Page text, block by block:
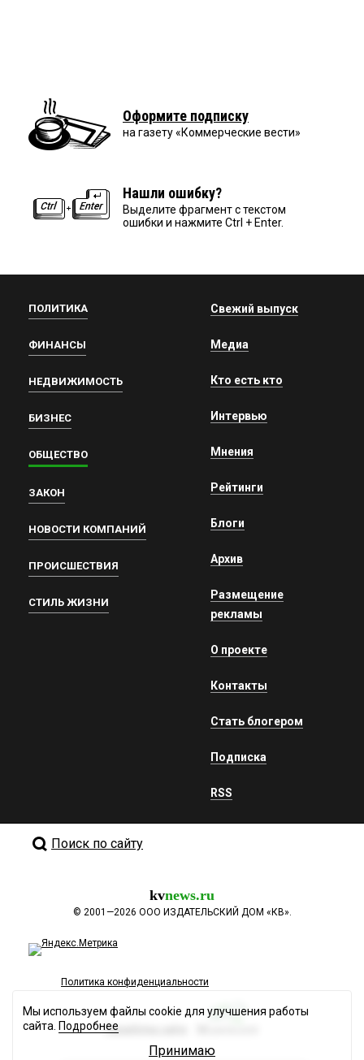
Оформите подписку
на газету «Коммерческие вести»
Нашли ошибку?
Выделите фрагмент с текстом
ошибки и нажмите Ctrl + Enter.
ПОЛИТИКА
ФИНАНСЫ
НЕДВИЖИМОСТЬ
БИЗНЕС
ОБЩЕСТВО
ЗАКОН
НОВОСТИ КОМПАНИЙ
ПРОИСШЕСТВИЯ
СТИЛЬ ЖИЗНИ
Свежий выпуск
Медиа
Кто есть кто
Интервью
Мнения
Рейтинги
Блоги
Архив
Размещение
рекламы
О проекте
Контакты
Стать блогером
Подписка
RSS
Поиск по сайту
kvnews.ru
© 2001—2026 ООО ИЗДАТЕЛЬСКИЙ ДОМ «КВ».
Политика конфиденциальности
Разработка сайта
Мы используем файлы cookie для улучшения работы
сайта. Подробнее
Принимаю